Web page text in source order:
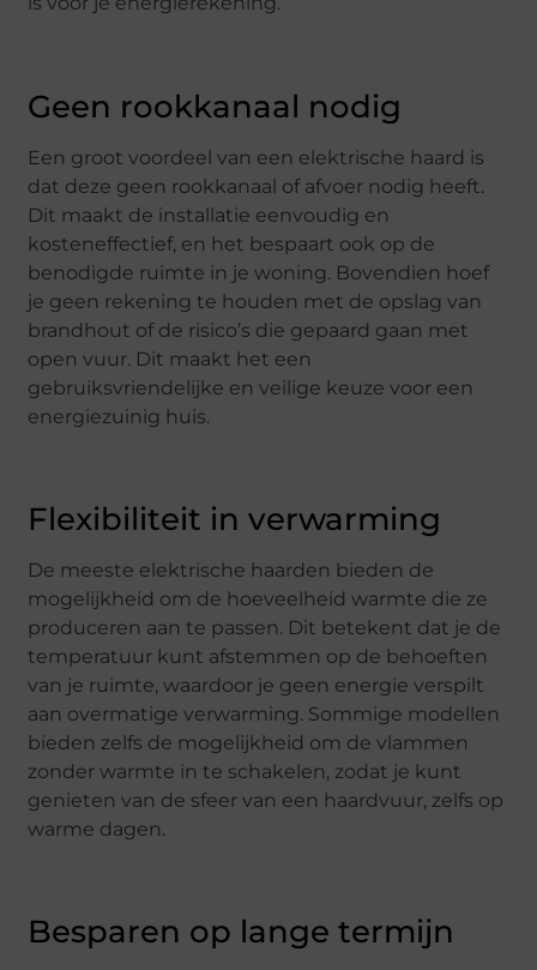
Geen rookkanaal nodig
Een groot voordeel van een elektrische haard is
dat deze geen rookkanaal of afvoer nodig heeft.
Dit maakt de installatie eenvoudig en
kosteneffectief, en het bespaart ook op de
benodigde ruimte in je woning. Bovendien hoef
je geen rekening te houden met de opslag van
brandhout of de risico’s die gepaard gaan met
open vuur. Dit maakt het een
gebruiksvriendelijke en veilige keuze voor een
energiezuinig huis.
Flexibiliteit in verwarming
De meeste elektrische haarden bieden de
mogelijkheid om de hoeveelheid warmte die ze
produceren aan te passen. Dit betekent dat je de
temperatuur kunt afstemmen op de behoeften
van je ruimte, waardoor je geen energie verspilt
aan overmatige verwarming. Sommige modellen
bieden zelfs de mogelijkheid om de vlammen
zonder warmte in te schakelen, zodat je kunt
genieten van de sfeer van een haardvuur, zelfs op
warme dagen.
Besparen op lange termijn